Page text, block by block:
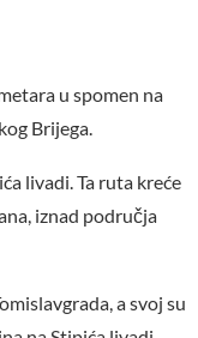
u spomen na
Brijega.
livadi. Ta ruta kreće
iznad područja
a svoj su